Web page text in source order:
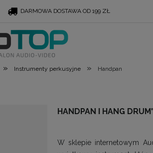
DARMOWA DOSTAWA OD 199 ZŁ
» Instrumenty perkusyjne » Handpan
HANDPAN I HANG
W sklepie internetowym